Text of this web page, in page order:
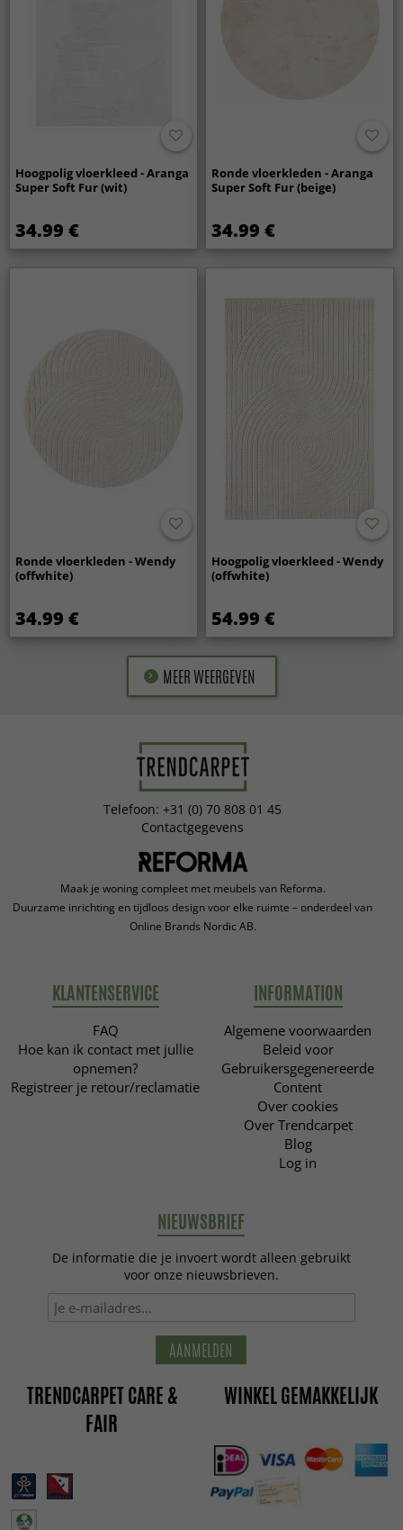
Hoogpolig vloerkleed - Aranga
Super Soft Fur (wit)
34.99 €
Ronde vloerkleden - Aranga
Super Soft Fur (beige)
34.99 €
Ronde vloerkleden - Wendy
(offwhite)
34.99 €
Hoogpolig vloerkleed - Wendy
(offwhite)
54.99 €
MEER WEERGEVEN
Telefoon: +31 (0) 70 808 01 45
Contactgegevens
Maak je woning compleet met meubels van Reforma.
Duurzame inrichting en tijdloos design voor elke ruimte – onderdeel van
Online Brands Nordic AB.
KLANTENSERVICE
FAQ
Hoe kan ik contact met jullie
opnemen?
Registreer je retour/reclamatie
INFORMATION
Algemene voorwaarden
Beleid voor
Gebruikersgegenereerde
Content
Over cookies
Over Trendcarpet
Blog
Log in
NIEUWSBRIEF
De informatie die je invoert wordt alleen gebruikt
voor onze nieuwsbrieven.
AANMELDEN
TRENDCARPET CARE &
FAIR
WINKEL GEMAKKELIJK